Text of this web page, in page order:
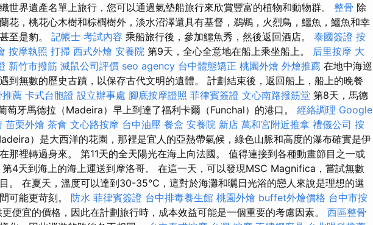
世界遺產名單上旅行，您可以通過氣墊船旅行來欣賞豐富的植物和動物群。 整骨 除
花，桃花心木樹和棕櫚樹外，淡水沼澤還具有基督，鵜鶘，火烈鳥，鱷魚，鱷魚和幸
至是豹。 記帳士 考試內容 乘船旅行後，參加鱷魚秀，然後返回酒店。 泰國簽證 按
按摩執照 打掃 西式外燴 安養院 第9天，全心全意地在船上乘坐船上。 后里按摩 大
新竹市撥筋 滅鼠公司評價 seo agency 台中體態矯正 桃園外燴 外燴推薦 在地中海巡
到無數的歷史古蹟，以保存古代文明的遺體。 計劃結束後，返回船上，船上的晚餐
推薦 卡式台胞證 設立辦事處 腳底按摩證照 菲律賓簽證 文心南路撥筋堂 第8天，馬德
萄牙馬德拉（Madeira）早上到達了福利卡爾（Funchal）的港口。 經絡調理 Google
苗栗外燴 茶會 文心路按摩 台中油壓 餐盒 安養院 新店 萬和宮附近推拿 禮儀公司 按
）是大西洋的花園，那裡是宜人的亞熱帶氣候，綠色山脈和高度的瀑布確實是伊
那裡轉過身來。 第11天的全天陽光在海上向法國。 值得連接到各種動畫節目之一或
4天到海上的海上運送到摩洛哥。 在這一天，可以發現MSC Magnifica，嘗試無數
。 在夏天，溫度可以達到30-35°C，這對於海灘和曬日光浴的戀人來說是理想的選
可能更苛刻。 防水 菲律賓簽證 台中排毒養生館 桃園外燴 buffet外燴價格 台中市按
便宜的價格，因此在計劃旅行時，成本效益可能是一個重要的考慮因素。 西區整骨